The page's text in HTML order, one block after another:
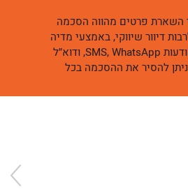
השארת פרטים מהווה הסכמה
דיוור שיווקי, באמצעי מדיה
שונים כגון: טלפון, הודעות SMS, WhatsApp, ודוא״ל
להסיר את ההסכמה בכל